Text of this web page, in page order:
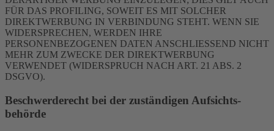
FÜR DAS PROFILING, SOWEIT ES MIT SOLCHER
DIREKTWERBUNG IN VERBINDUNG STEHT. WENN SIE
WIDERSPRECHEN, WERDEN IHRE
PERSONENBEZOGENEN DATEN ANSCHLIESSEND NICHT
MEHR ZUM ZWECKE DER DIREKTWERBUNG
VERWENDET (WIDERSPRUCH NACH ART. 21 ABS. 2
DSGVO).
Beschwerde­recht bei der zuständigen Aufsichts­
behörde